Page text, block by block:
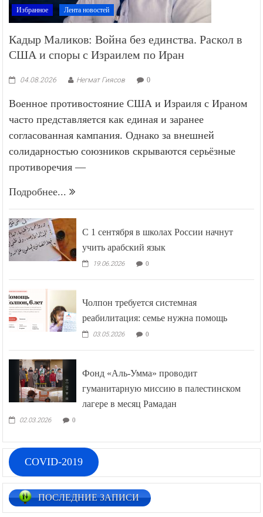
Избранное Лента новостей
Кадыр Маликов: Война без единства. Раскол в
США и споры с Израилем по Иран
04.08.2026 Негмат Гиясов 0
Военное противостояние США и Израиля с Ираном
часто представляется как единая и заранее
согласованная кампания. Однако за внешней
солидарностью союзников скрываются серьёзные
противоречия —
Подробнее...
С 1 сентября в школах России начнут
учить арабский язык
19.06.2026 0
Чолпон требуется системная
реабилитация: семье нужна помощь
03.05.2026 0
Фонд «Аль-Умма» проводит
гуманитарную миссию в палестинском
лагере в месяц Рамадан
02.03.2026 0
COVID-2019
ПОСЛЕДНИЕ ЗАПИСИ